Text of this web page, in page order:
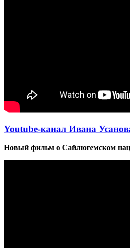
Youtube-канал Ивана
Новый фильм о Сайлюгемском